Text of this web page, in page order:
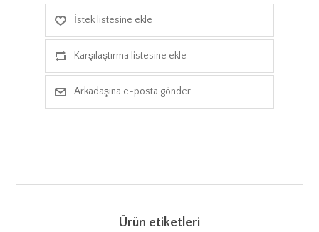
İstek listesine ekle
Karşılaştırma listesine ekle
Arkadaşına e-posta gönder
Ürün etiketleri